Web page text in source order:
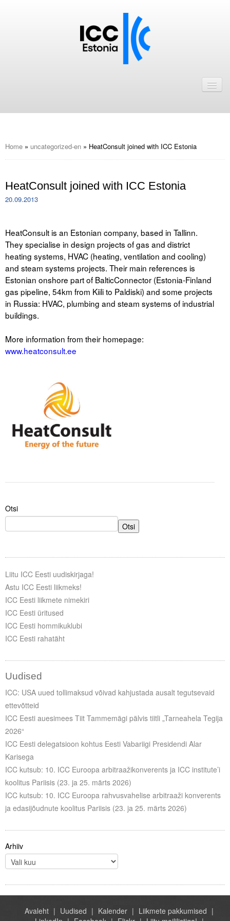
ICC Eesti liikmebaas
Astu ICC Eesti liikmeks!
ICC Eesti
Tegevused
Publikatsioonid
Arvamus
Viidad
ICC WBO
Digiraamatukogu
Juhendid ja väljaanded
Videod
Kontakt
Oskusteave
Abimaterjalid
Home » uncategorized-en » HeatConsult joined with ICC Estonia
HeatConsult joined with ICC Estonia
20.09.2013
HeatConsult is an Estonian company, based in Tallinn.
They specialise in design projects of gas and district
heating systems, HVAC (heating, ventilation and cooling)
and steam systems projects. Their main references is
Estonian onshore part of BalticConnector (Estonia-Finland
gas pipeline, 54km from Kiili to Paldiski) and some projects
in Russia: HVAC, plumbing and steam systems of industrial
buildings.
More information from their homepage:
www.heatconsult.ee
Otsi
Otsi
Liitu ICC Eesti uudiskirjaga!
Astu ICC Eesti liikmeks!
ICC Eesti liikmete nimekiri
ICC Eesti üritused
ICC Eesti hommikuklubi
ICC Eesti rahatäht
Uudised
ICC: USA uued tollimaksud võivad kahjustada ausalt tegutsevaid
ettevõtteid
ICC Eesti auesimees Tiit Tammemägi pälvis tiitli „Tarneahela Tegija
2026“
ICC Eesti delegatsioon kohtus Eesti Vabariigi Presidendi Alar
Karisega
ICC kutsub: 10. ICC Euroopa arbitraažikonverents ja ICC institute’i
koolitus Pariisis (23. ja 25. märts 2026)
ICC kutsub: 10. ICC Euroopa rahvusvahelise arbitraaži konverents
ja edasijõudnute koolitus Pariisis (23. ja 25. märts 2026)
Arhiiv
Avaleht Uudised Kalender
Liikmete pakkumised